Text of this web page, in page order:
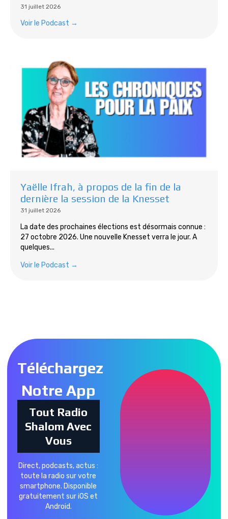
31 juillet 2026
Voir le Podcast →
Yaëlle Ifrah, à propos de la fin de la
dernière la session de la Knesset
31 juillet 2026
La date des prochaines élections est désormais connue :
27 octobre 2026. Une nouvelle Knesset verra le jour. A
quelques...
Voir le Podcast →
Téléchargez
Notre App
Tout Radio
Shalom Avec
Vous
Direct, podcasts, actus :
toute la radio sur votre
smartphone. Disponible
gratuitement sur iOS et
Android.